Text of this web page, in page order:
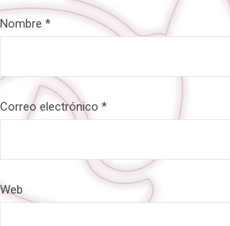
Nombre *
Correo electrónico *
Web